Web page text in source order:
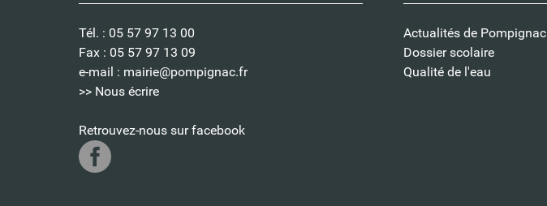
Tél. : 05 57 97 13 00
Fax : 05 57 97 13 09
e-mail : mairie@pompignac.fr
>> Nous écrire
Retrouvez-nous sur facebook
Actualités de Pompignac
Dossier scolaire
Qualité de l'eau